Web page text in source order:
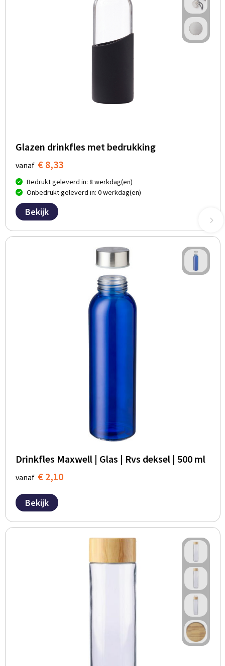
Glazen drinkfles met bedrukking
vanaf € 8,33
Bedrukt geleverd in: 8 werkdag(en)
Onbedrukt geleverd in: 0 werkdag(en)
Bekijk
Drinkfles Maxwell | Glas | Rvs deksel | 500 ml
vanaf € 2,10
Bekijk